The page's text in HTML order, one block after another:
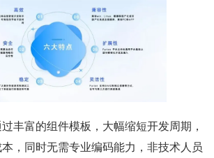
丰富的组件模板，大幅缩短开发周期，
，同时无需专业编码能力，非技术人员